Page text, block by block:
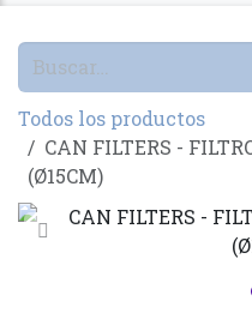
Todos los productos
CAN FILTERS -
(Ø15CM)